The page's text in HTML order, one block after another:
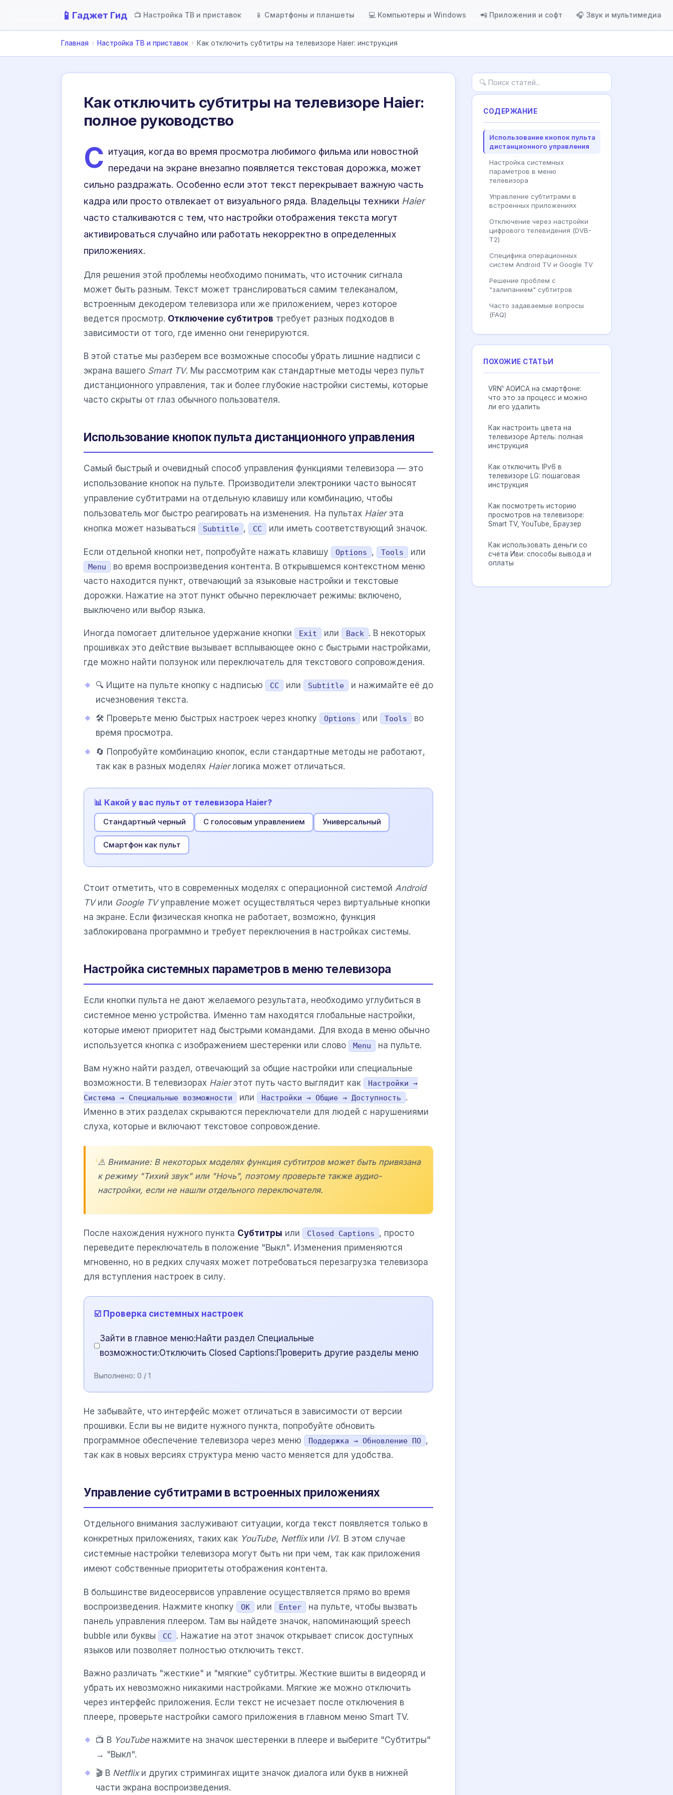
📱 Гаджет Гид 📺 Настройка ТВ и приставок 📱 Смартфоны и планшеты 💻 Компьютеры и Windows 📲 Приложения и софт 🎧 Звук и мультимедиа
Главная › Настройка ТВ и приставок › Как отключить субтитры на телевизоре Haier: инструкция
Как отключить субтитры на телевизоре Haier:
полное руководство
С итуация, когда во время просмотра любимого фильма или новостной
передачи на экране внезапно появляется текстовая дорожка, может
сильно раздражать. Особенно если этот текст перекрывает важную часть
кадра или просто отвлекает от визуального ряда. Владельцы техники Haier
часто сталкиваются с тем, что настройки отображения текста могут
активироваться случайно или работать некорректно в определенных
приложениях.
Для решения этой проблемы необходимо понимать, что источник сигнала
может быть разным. Текст может транслироваться самим телеканалом,
встроенным декодером телевизора или же приложением, через которое
ведется просмотр. Отключение субтитров требует разных подходов в
зависимости от того, где именно они генерируются.
В этой статье мы разберем все возможные способы убрать лишние надписи с
экрана вашего Smart TV. Мы рассмотрим как стандартные методы через пульт
дистанционного управления, так и более глубокие настройки системы, которые
часто скрыты от глаз обычного пользователя.
Использование кнопок пульта дистанционного управления
Самый быстрый и очевидный способ управления функциями телевизора — это
использование кнопок на пульте. Производители электроники часто выносят
управление субтитрами на отдельную клавишу или комбинацию, чтобы
пользователь мог быстро реагировать на изменения. На пультах Haierэта
кнопка может называться
Subtitle , CC или иметь соответствующий значок.
Если отдельной кнопки нет, попробуйте нажать клавишу Options , Tools или
Menu
во время воспроизведения контента. В открывшемся контекстном меню
часто находится пункт, отвечающий за языковые настройки и текстовые
дорожки. Нажатие на этот пункт обычно переключает режимы: включено,
выключено или выбор языка.
Иногда помогает длительное удержание кнопки Exit или Back
. В некоторых
прошивках это действие вызывает всплывающее окно с быстрыми настройками,
где можно найти ползунок или переключатель для текстового сопровождения.
🔍 Ищите на пульте кнопку с надписью CC или Subtitle
и нажимайте её до
исчезновения текста.
🛠 Проверьте меню быстрых настроек через кнопку
Options или Tools
во
время просмотра.
🔄 Попробуйте комбинацию кнопок, если стандартные методы не работают,
так как в разных моделях Haierлогика может отличаться.
📊 Какой у вас пульт от телевизора Haier?
Стандартный черный С голосовым управлением Универсальный
Смартфон как пульт
Стоит отметить, что в современных моделях с операционной системой Android
TVили Google TVуправление может осуществляться через виртуальные кнопки
на экране. Если физическая кнопка не работает, возможно, функция
заблокирована программно и требует переключения в настройках системы.
Настройка системных параметров в меню телевизора
Если кнопки пульта не дают желаемого результата, необходимо углубиться в
системное меню устройства. Именно там находятся глобальные настройки,
которые имеют приоритет над быстрыми командами. Для входа в меню обычно
используется кнопка с изображением шестеренки или слово
Menu на пульте.
Вам нужно найти раздел, отвечающий за общие настройки или специальные
возможности. В телевизорах Haierэтот путь часто выглядит как
Настройки →
Система → Специальные возможности
или Настройки → Общие → Доступность
.
Именно в этих разделах скрываются переключатели для людей с нарушениями
слуха, которые и включают текстовое сопровождение.
⚠️ Внимание: В некоторых моделях функция субтитров может быть привязана
к режиму "Тихий звук" или "Ночь", поэтому проверьте также аудио-
настройки, если не нашли отдельного переключателя.
После нахождения нужного пункта Субтитры или Closed Captions
, просто
переведите переключатель в положение "Выкл". Изменения применяются
мгновенно, но в редких случаях может потребоваться перезагрузка телевизора
для вступления настроек в силу.
☑️ Проверка системных настроек
Зайти в главное меню:Найти раздел Специальные
возможности:Отключить Closed Captions:Проверить другие разделы меню
Выполнено: 0 / 1
Не забывайте, что интерфейс может отличаться в зависимости от версии
прошивки. Если вы не видите нужного пункта, попробуйте обновить
программное обеспечение телевизора через меню
Поддержка → Обновление ПО ,
так как в новых версиях структура меню часто меняется для удобства.
Управление субтитрами в встроенных приложениях
Отдельного внимания заслуживают ситуации, когда текст появляется только в
конкретных приложениях, таких как YouTube, Netflixили IVI. В этом случае
системные настройки телевизора могут быть ни при чем, так как приложения
имеют собственные приоритеты отображения контента.
В большинстве видеосервисов управление осуществляется прямо во время
воспроизведения. Нажмите кнопку
OK или Enter
на пульте, чтобы вызвать
панель управления плеером. Там вы найдете значок, напоминающий speech
bubble или буквы
CC
. Нажатие на этот значок открывает список доступных
языков или позволяет полностью отключить текст.
Важно различать "жесткие" и "мягкие" субтитры. Жесткие вшиты в видеоряд и
убрать их невозможно никакими настройками. Мягкие же можно отключить
через интерфейс приложения. Если текст не исчезает после отключения в
плеере, проверьте настройки самого приложения в главном меню Smart TV.
📺 В YouTubeнажмите на значок шестеренки в плеере и выберите "Субтитры"
→ "Выкл".
🎬 В Netflixи других стримингах ищите значок диалога или букв в нижней
части экрана воспроизведения.
СОДЕРЖАНИЕ
Использование кнопок пульта
дистанционного управления
Настройка системных
параметров в меню
телевизора
Управление субтитрами в
встроенных приложениях
Отключение через настройки
цифрового телевидения (DVB-
T2)
Специфика операционных
систем Android TV и Google TV
Решение проблем с
"залипанием" субтитров
Часто задаваемые вопросы
(FAQ)
ПОХОЖИЕ СТАТЬИ
VRN¹ АОИСА на смартфоне:
что это за процесс и можно
ли его удалить
Как настроить цвета на
телевизоре Артель: полная
инструкция
Как отключить IPv6 в
телевизоре LG: пошаговая
инструкция
Как посмотреть историю
просмотров на телевизоре:
Smart TV, YouTube, Браузер
Как использовать деньги со
счета Иви: способы вывода и
оплаты